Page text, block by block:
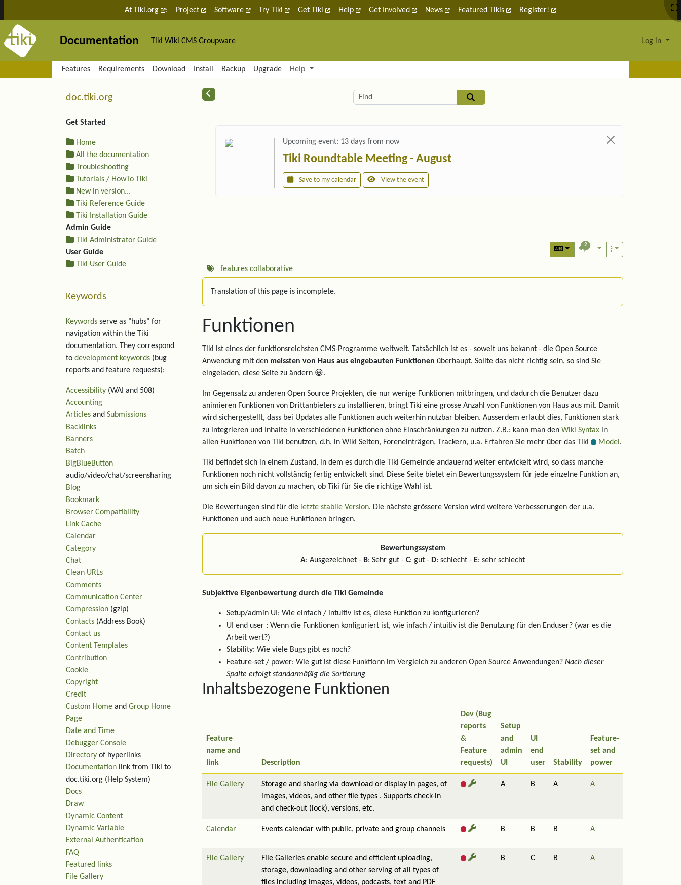
Site identity, navigation, etc.
At Tiki.org : Project Software Try Tiki Get Tiki Help Get Involved News Featured Tikis Register!
Documentation Tiki Wiki CMS Groupware Log in
Navigation and related functionality and content
Features Requirements Download Install Backup Upgrade Help
Related content Find
Upcoming event: 13 days from now
Tiki Roundtable Meeting - August
Save to my calendar View the event
2
features collaborative
Translation of this page is incomplete.
Funktionen
Tiki ist eines der funktionsreichsten CMS-Programme weltweit. Tatsächlich ist es - soweit uns bekannt - die Open Source
Anwendung mit den meissten von Haus aus eingebauten Funktionen überhaupt. Sollte das nicht richtig sein, so sind Sie
eingeladen, diese Seite zu ändern 😀.
Im Gegensatz zu anderen Open Source Projekten, die nur wenige Funktionen mitbringen, und dadurch die Benutzer dazu
animieren Funktionen von Drittanbieters zu installieren, bringt Tiki eine grosse Anzahl von Funktionen von Haus aus mit. Damit
wird sichergestellt, dass bei Updates alle Funktionen auch weiterhin nutzbar bleiben. Ausserdem erlaubt dies, Funktionen stark
zu integrieren und Inhalte in verschiedenen Funktionen ohne Einschränkungen zu nutzen. Z.B.: kann man den Wiki Syntax in
allen Funktionen von Tiki benutzen, d.h. in Wiki Seiten, Foreneinträgen, Trackern, u.a. Erfahren Sie mehr über das Tiki
Model .
Tiki befindet sich in einem Zustand, in dem es durch die Tiki Gemeinde andauernd weiter entwickelt wird, so dass manche
Funktionen noch nicht vollständig fertig entwickelt sind. Diese Seite bietet ein Bewertungssystem für jede einzelne Funktion an,
um sich ein Bild davon zu machen, ob Tiki für Sie die richtige Wahl ist.
Die Bewertungen sind für die letzte stabile Version. Die nächste grössere Version wird weitere Verbesserungen der u.a.
Funktionen und auch neue Funktionen bringen.
Bewertungssystem
A: Ausgezeichnet - B: Sehr gut - C: gut - D: schlecht - E: sehr schlecht
Subjektive Eigenbewertung durch die Tiki Gemeinde
Setup/admin UI: Wie einfach / intuitiv ist es, diese Funktion zu konfigurieren?
UI end user : Wenn die Funktionen konfiguriert ist, wie infach / intuitiv ist die Benutzung für den Enduser? (war es die
Arbeit wert?)
Stability: Wie viele Bugs gibt es noch?
Feature-set / power: Wie gut ist diese Funktionn im Vergleich zu anderen Open Source Anwendungen? Nach dieser
Spalte erfolgt standarmäßig die Sortierung
Inhaltsbezogene Funktionen
Feature
name and
link
Description
Dev (Bug
reports
&
Feature
requests)
Setup
and
admin
UI
UI
end
user
Stability
Feature-
set and
power
File Gallery
Storage and sharing via download or display in pages, of
images, videos, and other file types . Supports check-in
and check-out (lock), versions, etc.
A B A A
Calendar Events calendar with public, private and group channels B B B A
File Gallery
File Galleries enable secure and efficient uploading,
storage, downloading and other serving of all types of
files including images, videos, podcasts, text and PDF
B C B A
More content and functionality (left side)
doc.tiki.org
Get Started
Home
All the documentation
Troubleshooting
Tutorials / HowTo Tiki
New in version...
Tiki Reference Guide
Tiki Installation Guide
Admin Guide
Tiki Administrator Guide
User Guide
Tiki User Guide
Keywords
Keywords serve as "hubs" for
navigation within the Tiki
documentation. They correspond
to development keywords (bug
reports and feature requests):
Accessibility (WAI and 508)
Accounting
Articles and Submissions
Backlinks
Banners
Batch
BigBlueButton
audio/video/chat/screensharing
Blog
Bookmark
Browser Compatibility
Link Cache
Calendar
Category
Chat
Clean URLs
Comments
Communication Center
Compression (gzip)
Contacts (Address Book)
Contact us
Content Templates
Contribution
Cookie
Copyright
Credit
Custom Home and Group Home
Page
Date and Time
Debugger Console
Directory of hyperlinks
Documentation link from Tiki to
doc.tiki.org (Help System)
Docs
Draw
Dynamic Content
Dynamic Variable
External Authentication
FAQ
Featured links
File Gallery